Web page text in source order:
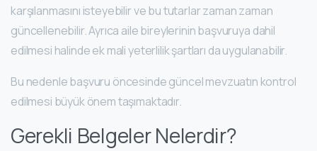
karşılanmasını isteyebilir ve bu tutarlar zaman zaman
güncellenebilir. Ayrıca aile bireylerinin başvuruya dahil
edilmesi halinde ek mali yeterlilik şartları da uygulanabilir.
Bu nedenle başvuru öncesinde güncel mevzuatın kontrol
edilmesi büyük önem taşımaktadır.
Gerekli Belgeler Nelerdir?